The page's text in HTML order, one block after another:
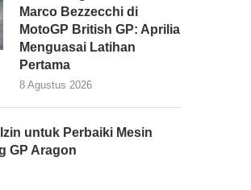
Marco Bezzecchi di
MotoGP British GP: Aprilia
Menguasai Latihan
Pertama
8 Agustus 2026
untuk Perbaiki Mesin
GP Aragon